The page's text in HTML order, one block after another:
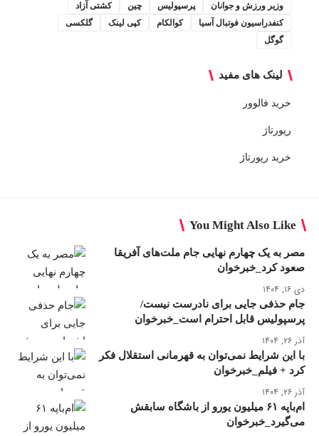
وزیر ورزش و جوانان
پرسپولیس چین
کشتی آزاد
کنفدراسیون فوتبال آسیا
کوالکام کپی لینک
گلکسی
گوگل
لینک های مفید
خرید فالوور
رپورتاژ
خرید رپورتاژ
You Might Also Like
مصر به یک چهارم نهایی جام ملت‌های آفریقا
صعود کرد_خبرخوان
دی ۱۶, ۱۴۰۴
جام حذفی جایی برای نادرست نیست/
پرسپولیس قابل احترام است_خبرخوان
آذر ۲۶, ۱۴۰۴
با این شرایط نمی‌توان به قهرمانی استقلال فکر
کرد + فیلم_خبرخوان
آذر ۲۶, ۱۴۰۴
ام‌باپه ۶۱ میلیون یورو از باشگاه سابقش
می‌گیرد_خبرخوان